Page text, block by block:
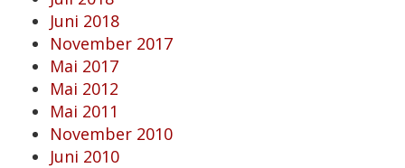
Juni 2018
November 2017
Mai 2017
Mai 2012
Mai 2011
November 2010
Juni 2010